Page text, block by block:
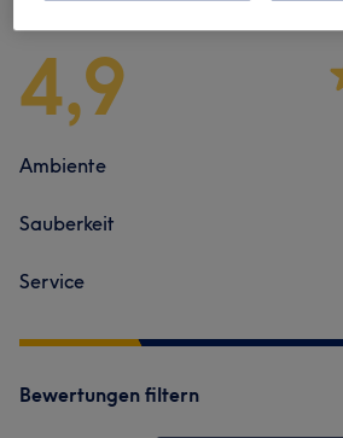
4,9
Ambiente
Sauberkeit
Service
Bewertungen filtern